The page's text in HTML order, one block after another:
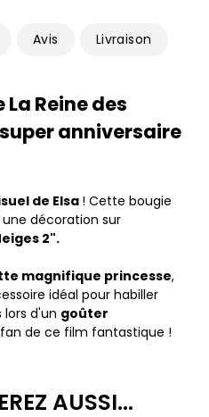
Avis Livraison
Reine des
anniversaire
de Elsa ! Cette bougie
décoration sur
2".
magnifique princesse,
idéal pour habiller
lors d'un goûter
de ce film fantastique !
AUSSI...